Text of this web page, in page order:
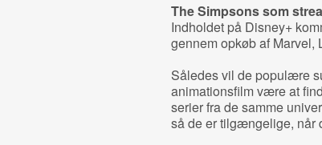
The Simpsons som
Indholdet på Disney+
gennem opkøb af Marvel,
Således vil de populære
animationsfilm være at
serier fra de samme
så de er tilgængelige, når